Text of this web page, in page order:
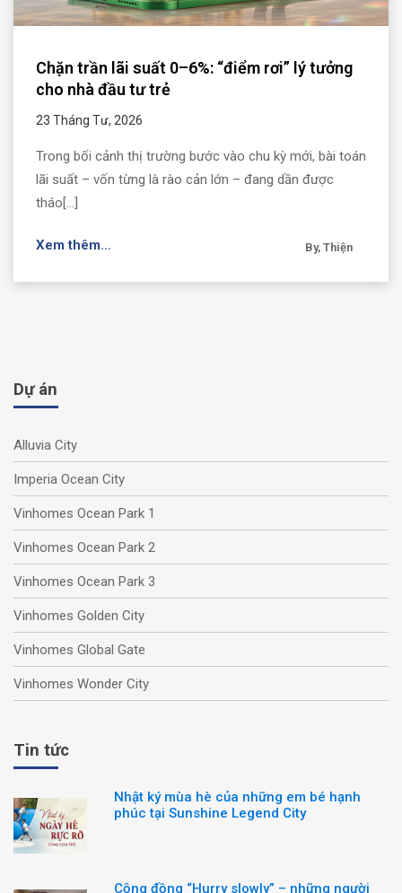
Chặn trần lãi suất 0–6%: “điểm rơi” lý tưởng
cho nhà đầu tư trẻ
23 Tháng Tư, 2026
Trong bối cảnh thị trường bước vào chu kỳ mới, bài toán
lãi suất – vốn từng là rào cản lớn – đang dần được
tháo[...]
Xem thêm... By, Thiện
Dự án
Alluvia City
Imperia Ocean City
Vinhomes Ocean Park 1
Vinhomes Ocean Park 2
Vinhomes Ocean Park 3
Vinhomes Golden City
Vinhomes Global Gate
Vinhomes Wonder City
Tin tức
Nhật ký mùa hè của những em bé hạnh
phúc tại Sunshine Legend City
Cộng đồng “Hurry slowly” – những người